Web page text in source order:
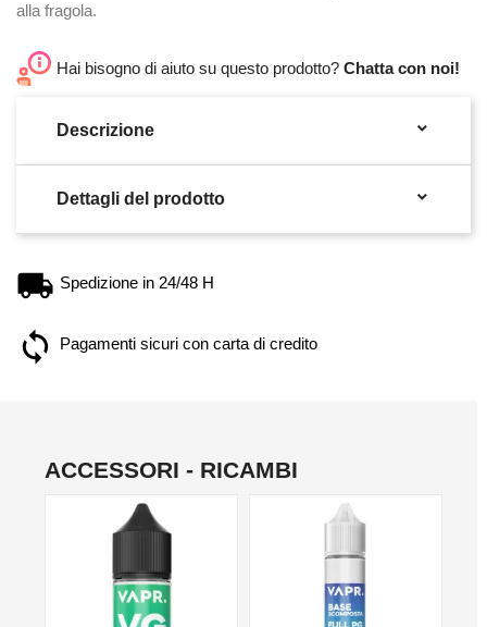
alla fragola.
Hai bisogno di aiuto su questo prodotto? Chatta con noi!
Descrizione 
Dettagli del prodotto 
Spedizione in 24/48 H
Pagamenti sicuri con carta di credito
ACCESSORI - RICAMBI